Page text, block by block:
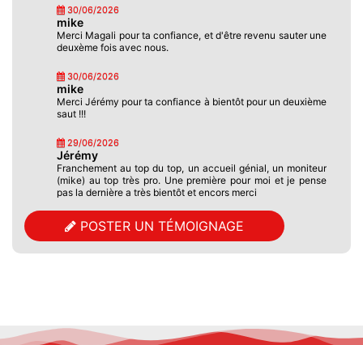
30/06/2026
mike
Merci Magali pour ta confiance, et d'être revenu sauter une
deuxème fois avec nous.
30/06/2026
mike
Merci Jérémy pour ta confiance à bientôt pour un deuxième
saut !!!
29/06/2026
Jérémy
Franchement au top du top, un accueil génial, un moniteur
(mike) au top très pro. Une première pour moi et je pense
pas la dernière a très bientôt et encors merci
13/06/2026
Drougard Magali
Un grand merci à toute l’équipe vous êtes au top ! Saut en
parachute pour les 18 ans de ma fille un moment inoubliable
POSTER UN TÉMOIGNAGE